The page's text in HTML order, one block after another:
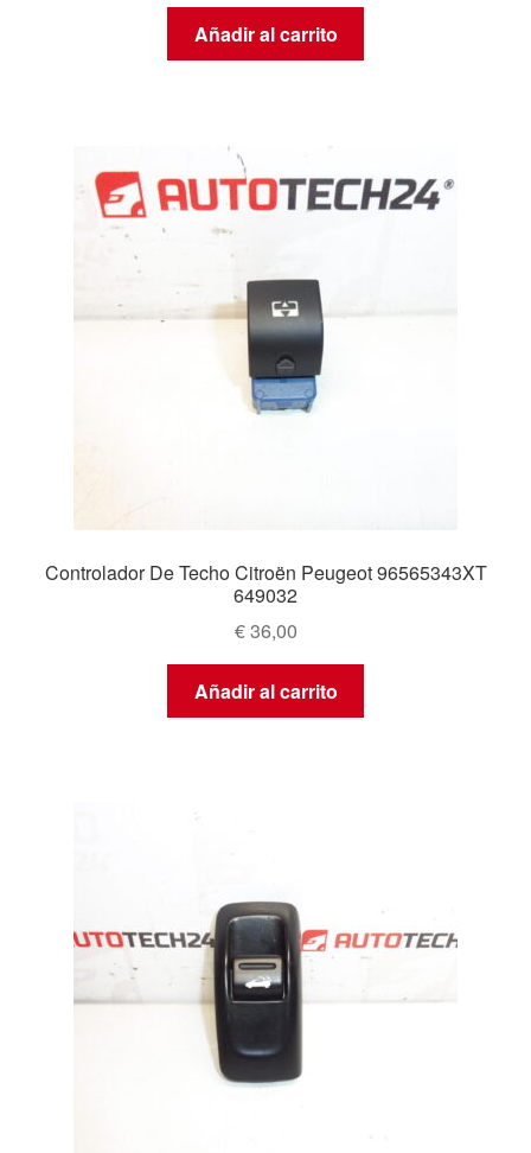
Añadir al carrito
Controlador De Techo Citroën Peugeot 96565343XT
649032
€36,00
Añadir al carrito